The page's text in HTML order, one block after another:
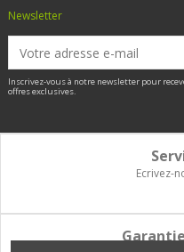
Newsletter
Inscrivez-vous à notre newsletter pour
offres exclusives.
Ecrivez-